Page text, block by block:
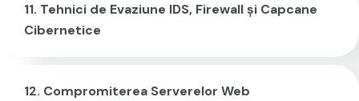
Tehnici de Evaziune IDS, Firewall și Capcane
Cibernetice
Compromiterea Serverelor Web